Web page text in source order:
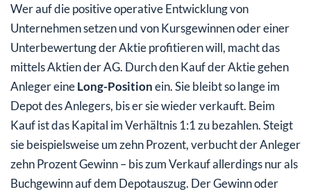
Wer auf die positive operative Entwicklung von
Unternehmen setzen und von Kursgewinnen oder einer
Unterbewertung der Aktie profitieren will, macht das
mittels Aktien der AG. Durch den Kauf der Aktie gehen
Anleger eineLong-Positionein. Sie bleibt so lange im
Depot des Anlegers, bis er sie wieder verkauft. Beim
Kauf ist das Kapital im Verhältnis 1:1 zu bezahlen. Steigt
sie beispielsweise um zehn Prozent, verbucht der Anleger
zehn Prozent Gewinn – bis zum Verkauf allerdings nur als
Buchgewinn auf dem Depotauszug. Der Gewinn oder